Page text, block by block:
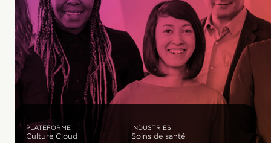
PLATEFORME
Culture Cloud
INDUSTRIES
Soins de santé